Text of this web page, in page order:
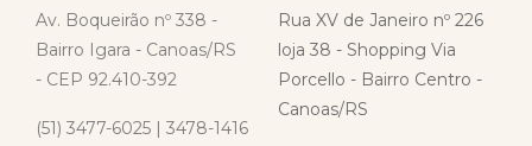
Av. Boqueirão nº 338 -
Bairro Igara - Canoas/RS
- CEP 92.410-392
(51) 3477-6025 | 3478-1416
Rua XV de Janeiro nº 226
loja 38 - Shopping Via
Porcello - Bairro Centro -
Canoas/RS